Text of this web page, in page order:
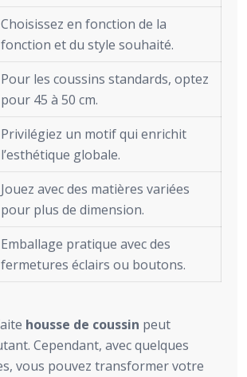
Choisissez en fonction de la
fonction et du style souhaité.
Pour les coussins standards, optez
pour 45 à 50 cm.
Privilégiez un motif qui enrichit
l’esthétique globale.
Jouez avec des matières variées
pour plus de dimension.
Emballage pratique avec des
fermetures éclairs ou boutons.
housse de coussin peut
Cependant, avec quelques
vous pouvez transformer votre